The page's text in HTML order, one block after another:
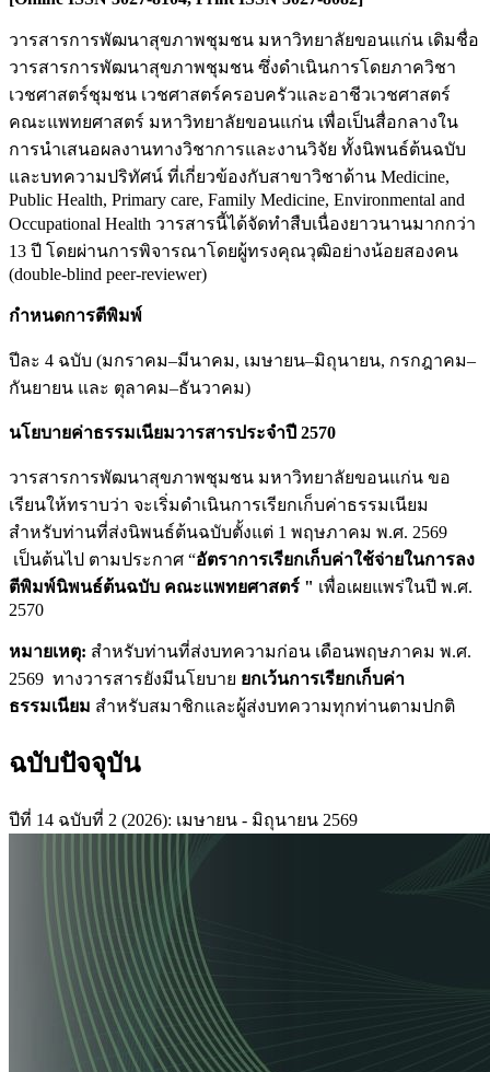
วารสารการพัฒนาสุขภาพชุมชน มหาวิทยาลัยขอนแก่น เดิมชื่อ
วารสารการพัฒนาสุขภาพชุมชน ซึ่งดำเนินการโดยภาควิชา
เวชศาสตร์ชุมชน เวชศาสตร์ครอบครัวและอาชีวเวชศาสตร์
คณะแพทยศาสตร์ มหาวิทยาลัยขอนแก่น เพื่อเป็นสื่อกลางใน
การนำเสนอผลงานทางวิชาการและงานวิจัย ทั้งนิพนธ์ต้นฉบับ
และบทความปริทัศน์ ที่เกี่ยวข้องกับสาขาวิชาด้าน Medicine,
Public Health, Primary care, Family Medicine, Environmental and
Occupational Health วารสารนี้ได้จัดทำสืบเนื่องยาวนานมากกว่า
13 ปี โดยผ่านการพิจารณาโดยผู้ทรงคุณวุฒิอย่างน้อยสองคน
(double-blind peer-reviewer)
กำหนดการตีพิมพ์
ปีละ 4 ฉบับ (มกราคม–มีนาคม, เมษายน–มิถุนายน, กรกฎาคม–
กันยายน และ ตุลาคม–ธันวาคม)
นโยบายค่าธรรมเนียมวารสารประจำปี 2570
วารสารการพัฒนาสุขภาพชุมชน มหาวิทยาลัยขอนแก่น ขอ
เรียนให้ทราบว่า จะเริ่มดำเนินการเรียกเก็บค่าธรรมเนียม
สำหรับท่านที่ส่งนิพนธ์ต้นฉบับตั้งแต่ 1 พฤษภาคม พ.ศ. 2569
เป็นต้นไป ตามประกาศ “อัตราการเรียกเก็บค่าใช้จ่ายในการลง
ตีพิมพ์นิพนธ์ต้นฉบับ คณะแพทยศาสตร์ " เพื่อเผยแพร่ในปี พ.ศ.
2570
หมายเหตุ: สำหรับท่านที่ส่งบทความก่อน เดือนพฤษภาคม พ.ศ.
2569 ทางวารสารยังมีนโยบาย ยกเว้นการเรียกเก็บค่า
ธรรมเนียม สำหรับสมาชิกและผู้ส่งบทความทุกท่านตามปกติ
ฉบับปัจจุบัน
ปีที่ 14 ฉบับที่ 2 (2026): เมษายน - มิถุนายน 2569